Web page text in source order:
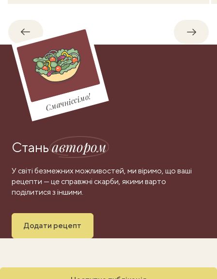
Назад
Смачніссімо!
Станьавтором
У світі безмежних можливостей, ми віримо, що ваші
рецепти — це справжні скарби, якими варто
поділитися з іншими.
Додати рецепт